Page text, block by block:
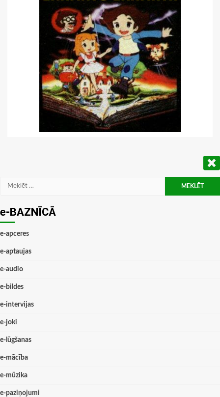
Meklēt:
e-BAZNĪCĀ
e-apceres
e-aptaujas
e-audio
e-bildes
e-intervijas
e-joki
e-lūgšanas
e-mācība
e-mūzika
e-paziņojumi